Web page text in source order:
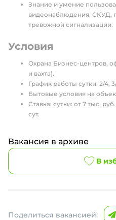
Знание и умение
видеонаблюдения, СКУД,
тревожной сигнализации.
Условия
Охрана Бизнес-центров,
и вахта).
График работы сутки: 2/4, 3/
Бытовые условия на
Ставка: сутки: от 7 тыс.
сут.
Вакансия в архиве
В
Поделиться вакансией: